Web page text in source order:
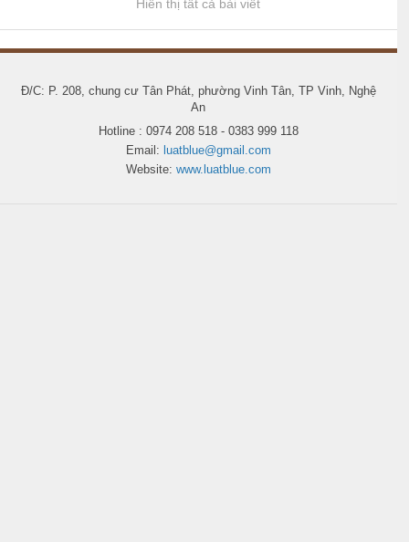
Hiển thị tất cả bài viết
Đ/C: P. 208, chung cư Tân Phát, phường Vinh Tân, TP Vinh, Nghệ
An
Hotline : 0974 208 518 - 0383 999 118
Email: luatblue@gmail.com
Website: www.luatblue.com